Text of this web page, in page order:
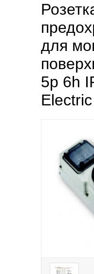
для
5p 6h
Electric